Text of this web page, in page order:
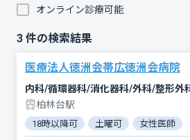
オンライン診療可能
3 件の検索結果
医療法人徳洲会帯広徳洲会病院
柏林台駅
18時以降可 土曜可 女性医師